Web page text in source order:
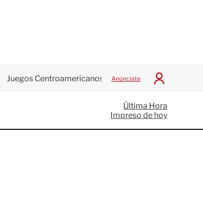
Juegos Centroamericanos Anúnciate
I
c
i
a
Última Hora
Impreso de hoy